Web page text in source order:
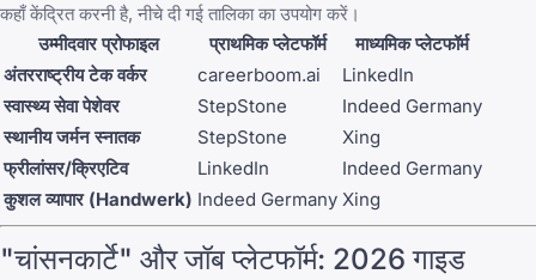
कहाँ केंद्रित करनी है, नीचे दी गई तालिका का उपयोग करें।
उम्मीदवार प्रोफाइल
प्राथमिक प्लेटफॉर्म
माध्यमिक प्लेटफॉर्म
अंतरराष्ट्रीय टेक वर्कर
careerboom.ai
LinkedIn
स्वास्थ्य सेवा पेशेवर
StepStone
Indeed Germany
स्थानीय जर्मन स्नातक
StepStone
Xing
फ्रीलांसर/क्रिएटिव
LinkedIn
Indeed Germany
कुशल व्यापार (Handwerk) Indeed Germany Xing
"चांसनकार्टे" और जॉब प्लेटफॉर्म: 2026 गाइड